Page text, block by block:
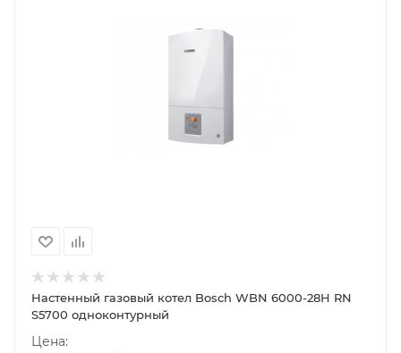
Настенный газовый котел Bosch WBN 6000-28H RN
S5700 одноконтурный
Цена: